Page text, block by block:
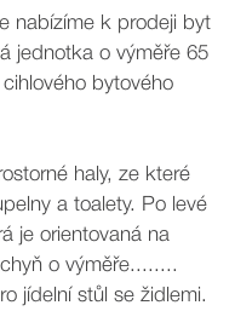
nabízíme k prodeji byt
jednotka o výměře 65
bytového
haly, ze které
a toalety. Po levé
je orientovaná na
o výměře........
jídelní stůl se židlemi.